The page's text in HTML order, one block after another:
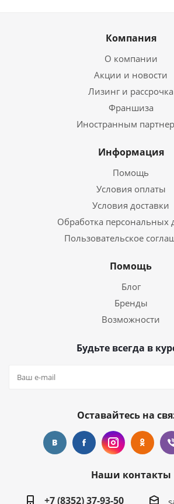
Компания
О компании
Акции и новости
Лизинг и рассрочка
Франшиза
Иностранным
Информация
Помощь
Условия оплаты
Условия доставки
Обработка персональных
Пользовательское
Помощь
Блог
Бренды
Возможности
Будьте всегда в
Оставайтесь на
Наши контакты
+7 (8352) 37-93-50